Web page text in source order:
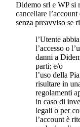
Didemo srl e WP si
cancellare
senza preavviso se
l’Utente
l’accesso o
danni a
parti; e/o
l’uso della
risultare in
regolamenti
in caso di
legali o per
l’account è